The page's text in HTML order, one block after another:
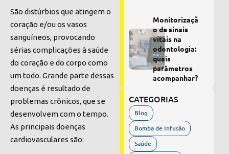
São distúrbios que atingem o
coração e/ou os vasos
sanguíneos, provocando
sérias complicações à saúde
do coração e do corpo como
um todo. Grande parte dessas
doenças é resultado de
problemas crônicos, que se
desenvolvem com o tempo.
As principais doenças
cardiovasculares são:
Monitorizaçã
o de sinais
vitais na
odontologia:
quais
parâmetros
acompanhar?
CATEGORIAS
Blog
Bomba de Infusão
Saúde